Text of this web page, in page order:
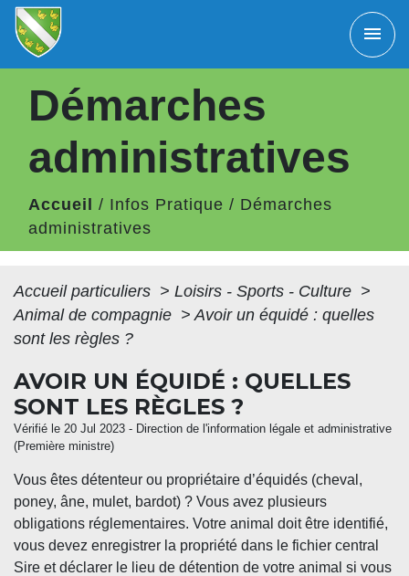
menu
Démarches
administratives
Accueil / Infos Pratique / Démarches
administratives
Accueil particuliers > Loisirs - Sports - Culture >
Animal de compagnie > Avoir un équidé : quelles
sont les règles ?
AVOIR UN ÉQUIDÉ : QUELLES
SONT LES RÈGLES ?
Vérifié le 20 Jul 2023 - Direction de l'information légale et administrative
(Première ministre)
Vous êtes détenteur ou propriétaire d’équidés (cheval,
poney, âne, mulet, bardot) ? Vous avez plusieurs
obligations réglementaires. Votre animal doit être identifié,
vous devez enregistrer la propriété dans le fichier central
Sire et déclarer le lieu de détention de votre animal si vous